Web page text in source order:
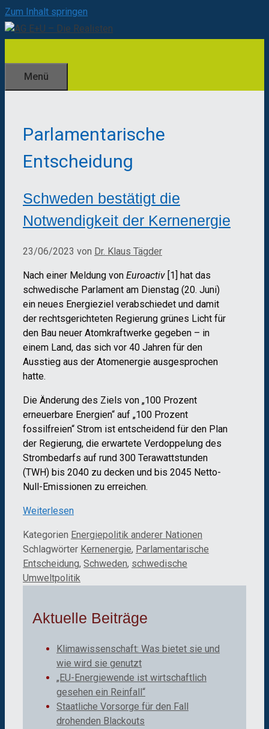
Zum Inhalt springen
Menü
Parlamentarische
Entscheidung
Schweden bestätigt die
Notwendigkeit der Kernenergie
23/06/2023 von Dr. Klaus Tägder
Nach einer Meldung von Euroactiv [1] hat das
schwedische Parlament am Dienstag (20. Juni)
ein neues Energieziel verabschiedet und damit
der rechtsgerichteten Regierung grünes Licht für
den Bau neuer Atomkraftwerke gegeben – in
einem Land, das sich vor 40 Jahren für den
Ausstieg aus der Atomenergie ausgesprochen
hatte.
Die Änderung des Ziels von „100 Prozent
erneuerbare Energien“ auf „100 Prozent
fossilfreien“ Strom ist entscheidend für den Plan
der Regierung, die erwartete Verdoppelung des
Strombedarfs auf rund 300 Terawattstunden
(TWH) bis 2040 zu decken und bis 2045 Netto-
Null-Emissionen zu erreichen.
Weiterlesen
Kategorien Energiepolitik anderer Nationen
Schlagwörter Kernenergie, Parlamentarische
Entscheidung, Schweden, schwedische
Umweltpolitik
Aktuelle Beiträge
Klimawissenschaft: Was bietet sie und
wie wird sie genutzt
„EU-Energiewende ist wirtschaftlich
gesehen ein Reinfall“
Staatliche Vorsorge für den Fall
drohenden Blackouts